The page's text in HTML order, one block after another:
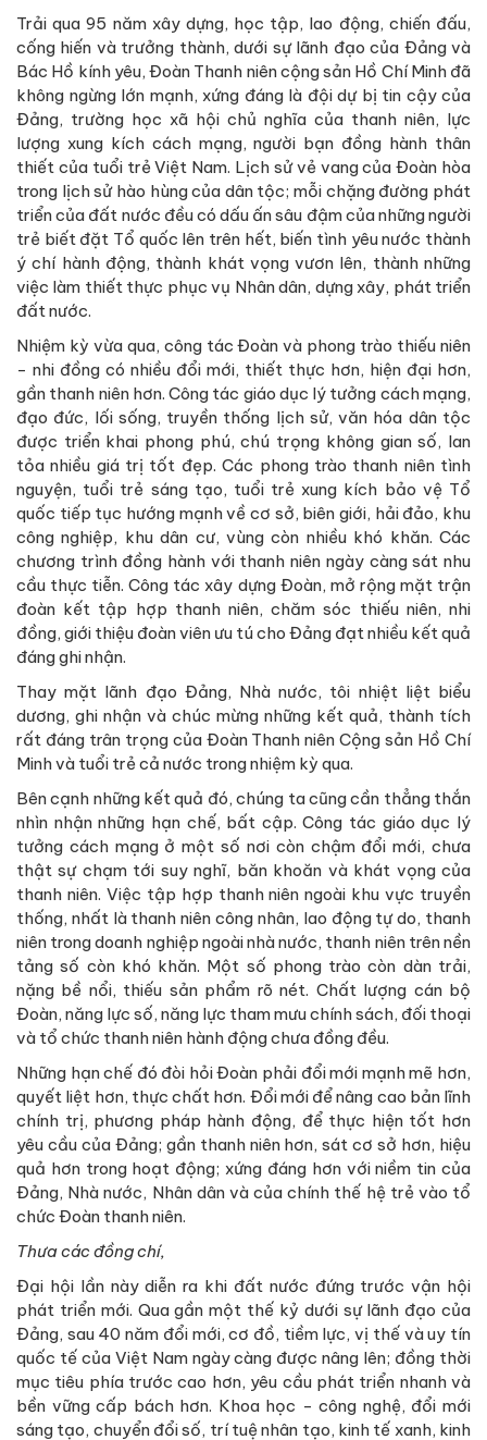
Trải qua 95 năm xây dựng, học tập, lao động, chiến đấu,
cống hiến và trưởng thành, dưới sự lãnh đạo của Đảng và
Bác Hồ kính yêu, Đoàn Thanh niên cộng sản Hồ Chí Minh đã
không ngừng lớn mạnh, xứng đáng là đội dự bị tin cậy của
Đảng, trường học xã hội chủ nghĩa của thanh niên, lực
lượng xung kích cách mạng, người bạn đồng hành thân
thiết của tuổi trẻ Việt Nam. Lịch sử vẻ vang của Đoàn hòa
trong lịch sử hào hùng của dân tộc; mỗi chặng đường phát
triển của đất nước đều có dấu ấn sâu đậm của những người
trẻ biết đặt Tổ quốc lên trên hết, biến tình yêu nước thành
ý chí hành động, thành khát vọng vươn lên, thành những
việc làm thiết thực phục vụ Nhân dân, dựng xây, phát triển
đất nước.
Nhiệm kỳ vừa qua, công tác Đoàn và phong trào thiếu niên
- nhi đồng có nhiều đổi mới, thiết thực hơn, hiện đại hơn,
gần thanh niên hơn. Công tác giáo dục lý tưởng cách mạng,
đạo đức, lối sống, truyền thống lịch sử, văn hóa dân tộc
được triển khai phong phú, chú trọng không gian số, lan
tỏa nhiều giá trị tốt đẹp. Các phong trào thanh niên tình
nguyện, tuổi trẻ sáng tạo, tuổi trẻ xung kích bảo vệ Tổ
quốc tiếp tục hướng mạnh về cơ sở, biên giới, hải đảo, khu
công nghiệp, khu dân cư, vùng còn nhiều khó khăn. Các
chương trình đồng hành với thanh niên ngày càng sát nhu
cầu thực tiễn. Công tác xây dựng Đoàn, mở rộng mặt trận
đoàn kết tập hợp thanh niên, chăm sóc thiếu niên, nhi
đồng, giới thiệu đoàn viên ưu tú cho Đảng đạt nhiều kết quả
đáng ghi nhận.
Thay mặt lãnh đạo Đảng, Nhà nước, tôi nhiệt liệt biểu
dương, ghi nhận và chúc mừng những kết quả, thành tích
rất đáng trân trọng của Đoàn Thanh niên Cộng sản Hồ Chí
Minh và tuổi trẻ cả nước trong nhiệm kỳ qua.
Bên cạnh những kết quả đó, chúng ta cũng cần thẳng thắn
nhìn nhận những hạn chế, bất cập. Công tác giáo dục lý
tưởng cách mạng ở một số nơi còn chậm đổi mới, chưa
thật sự chạm tới suy nghĩ, băn khoăn và khát vọng của
thanh niên. Việc tập hợp thanh niên ngoài khu vực truyền
thống, nhất là thanh niên công nhân, lao động tự do, thanh
niên trong doanh nghiệp ngoài nhà nước, thanh niên trên nền
tảng số còn khó khăn. Một số phong trào còn dàn trải,
nặng bề nổi, thiếu sản phẩm rõ nét. Chất lượng cán bộ
Đoàn, năng lực số, năng lực tham mưu chính sách, đối thoại
và tổ chức thanh niên hành động chưa đồng đều.
Những hạn chế đó đòi hỏi Đoàn phải đổi mới mạnh mẽ hơn,
quyết liệt hơn, thực chất hơn. Đổi mới để nâng cao bản lĩnh
chính trị, phương pháp hành động, để thực hiện tốt hơn
yêu cầu của Đảng; gần thanh niên hơn, sát cơ sở hơn, hiệu
quả hơn trong hoạt động; xứng đáng hơn với niềm tin của
Đảng, Nhà nước, Nhân dân và của chính thế hệ trẻ vào tổ
chức Đoàn thanh niên.
Thưacác đồng chí,
Đại hội lần này diễn ra khi đất nước đứng trước vận hội
phát triển mới. Qua gần một thế kỷ dưới sự lãnh đạo của
Đảng, sau 40 năm đổi mới, cơ đồ, tiềm lực, vị thế và uy tín
quốc tế của Việt Nam ngày càng được nâng lên; đồng thời
mục tiêu phía trước cao hơn, yêu cầu phát triển nhanh và
bền vững cấp bách hơn. Khoa học - công nghệ, đổi mới
sáng tạo, chuyển đổi số, trí tuệ nhân tạo, kinh tế xanh, kinh